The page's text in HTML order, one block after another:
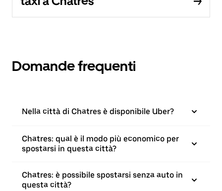
Domande frequenti
Nella città di Chatres è disponibile Uber?
Chatres: qual è il modo più economico per
spostarsi in questa città?
Chatres: è possibile spostarsi senza auto in
questa città?